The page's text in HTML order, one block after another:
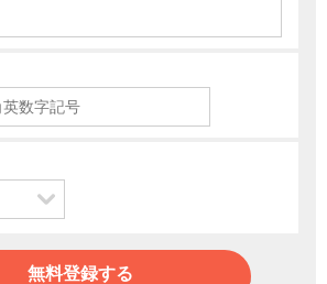
無料登録する